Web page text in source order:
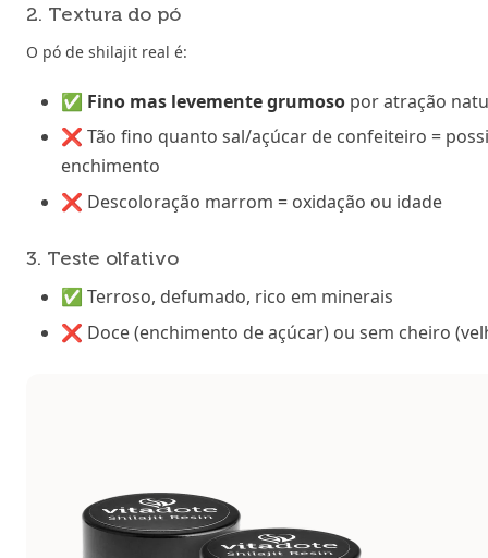
2. Textura do pó
O pó de shilajit real é:
✅ Fino mas levemente grumoso por atração
❌ Tão fino quanto sal/açúcar de confeiteiro =
enchimento
❌ Descoloração marrom = oxidação ou idade
3. Teste olfativo
✅ Terroso, defumado, rico em minerais
❌ Doce (enchimento de açúcar) ou sem cheiro